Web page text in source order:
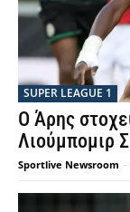
SUPER LEAGUE 1
Ο Άρης
Λιούμπομιρ
Sportlive Newsroom -